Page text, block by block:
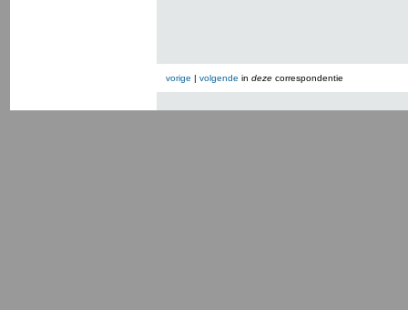
vorige | volgende in deze correspondentie